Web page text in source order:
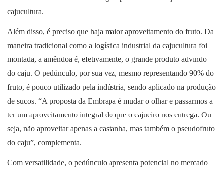
cajucultura.
Além disso, é preciso que haja maior aproveitamento do fruto. Da
maneira tradicional como a logística industrial da cajucultura foi
montada, a amêndoa é, efetivamente, o grande produto advindo
do caju. O pedúnculo, por sua vez, mesmo representando 90% do
fruto, é pouco utilizado pela indústria, sendo aplicado na produção
de sucos. “A proposta da Embrapa é mudar o olhar e passarmos a
ter um aproveitamento integral do que o cajueiro nos entrega. Ou
seja, não aproveitar apenas a castanha, mas também o pseudofruto
do caju”, complementa.
Com versatilidade, o pedúnculo apresenta potencial no mercado